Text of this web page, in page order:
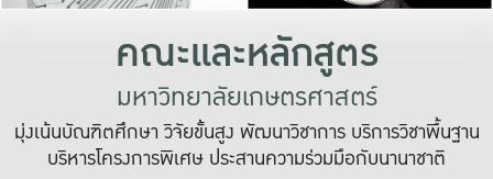
คณะและหลักสูตร
มหาวิทยาลัยเกษตรศาสตร์
มุ่งเน้นบัณฑิตศึกษา วิจัยขั้นสูง พัฒนาวิชาการ บริการวิชาพื้นฐาน
บริหารโครงการพิเศษ ประสานความร่วมมือกับนานาชาติ